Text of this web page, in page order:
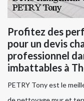
Profitez des
pour un devis
professionnel
imbattables à
PETRY Tony est le